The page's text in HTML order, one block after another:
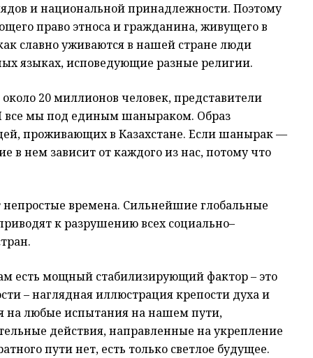
и национальной принадлежности. Поэтому
право этноса и гражданина, живущего в
славно уживаются в нашей стране люди
языках, исповедующие разные религии.
20 миллионов человек, представители
все мы под единым шаныраком. Образ
проживающих в Казахстане. Если шанырак —
в нем зависит от каждого из нас, потому что
непростые времена. Сильнейшие глобальные
к разрушению всех социально–
есть мощный стабилизирующий фактор – это
– наглядная иллюстрация крепости духа и
на любые испытания на нашем пути,
действия, направленные на укрепление
пути нет, есть только светлое будущее.